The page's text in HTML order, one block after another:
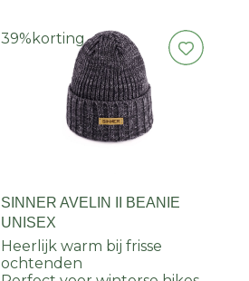
39% korting
SINNER AVELIN II BEANIE
UNISEX
Heerlijk warm bij frisse
ochtenden